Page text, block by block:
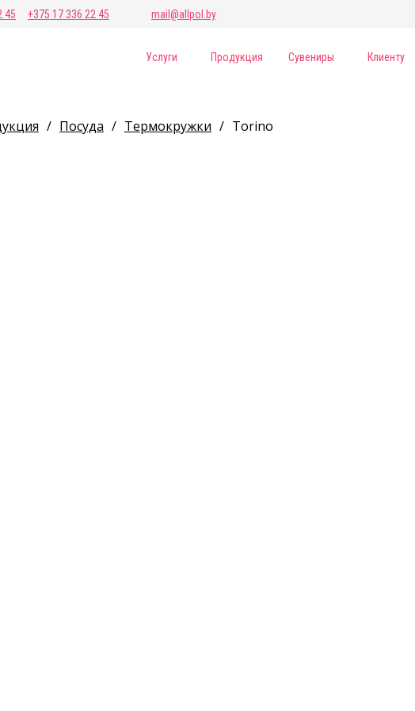
45 +375 17 336 22 45 mail@allpol.by
Услуги Продукция Сувениры Клиенту
/ Посуда / Термокружки / Torino